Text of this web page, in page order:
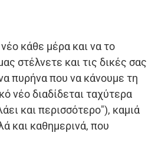
κάθε μέρα και να το
στέλνετε και τις δικές σας
πυρήνα που να κάνουμε τη
νέο διαδίδεται ταχύτερα
και περισσότερο"), καμιά
και καθημερινά, που